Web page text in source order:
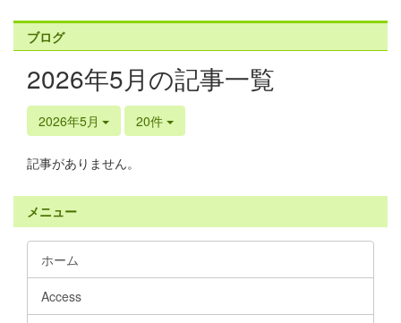
ブログ
2026年5月の記事一覧
2026年5月 20件
記事がありません。
メニュー
ホーム
Access